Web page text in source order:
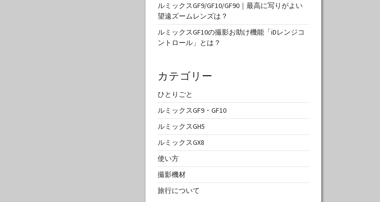
ルミックスGF9/GF10/GF90｜最高に写りがよい
望遠ズームレンズは？
ルミックスGF10の撮影お助け機能「iDレンジコ
ントロール」とは？
カテゴリー
ひとりごと
ルミックスGF9・GF10
ルミックスGH5
ルミックスGX8
使い方
撮影機材
旅行について